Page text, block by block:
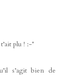
plu ! :-*
s’agit bien de